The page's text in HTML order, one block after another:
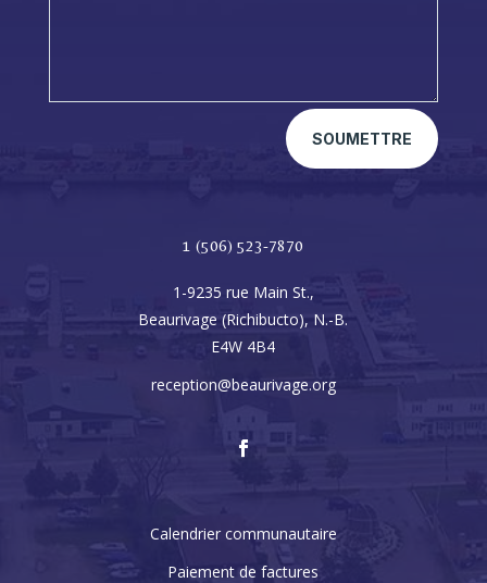
SOUMETTRE
1 (506) 523-7870
1-9235 rue Main St.,
Beaurivage (Richibucto), N.-B.
E4W 4B4
reception@beaurivage.org
Calendrier communautaire
Paiement de factures